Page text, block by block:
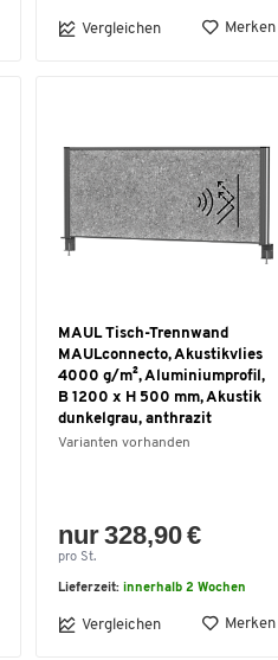
Vergleichen Merken
MAUL Tisch-Trennwand
MAULconnecto, Akustikvlies
4000 g/m², Aluminiumprofil,
B 1200 x H 500 mm, Akustik
dunkelgrau, anthrazit
Varianten vorhanden
nur 328,90 €
pro St.
Lieferzeit: innerhalb 2 Wochen
Vergleichen Merken